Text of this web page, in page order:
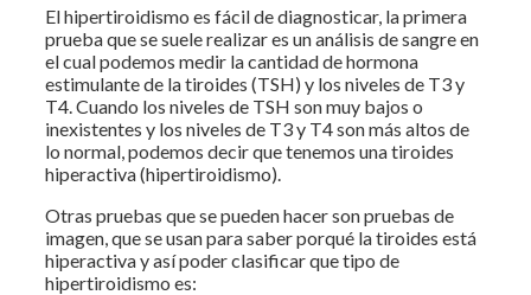
El hipertiroidismo es fácil de diagnosticar, la primera
prueba que se suele realizar es un análisis de sangre en
el cual podemos medir la cantidad de hormona
estimulante de la tiroides (TSH) y los niveles de T3 y
T4. Cuando los niveles de TSH son muy bajos o
inexistentes y los niveles de T3 y T4 son más altos de
lo normal, podemos decir que tenemos una tiroides
hiperactiva (hipertiroidismo).
Otras pruebas que se pueden hacer son pruebas de
imagen, que se usan para saber porqué la tiroides está
hiperactiva y así poder clasificar que tipo de
hipertiroidismo es: